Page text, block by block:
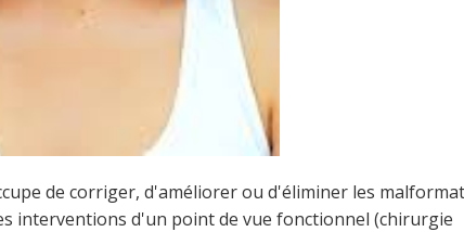
de corriger, d'améliorer ou d'éliminer les
interventions d'un point de vue fonctionnel (chirurgie